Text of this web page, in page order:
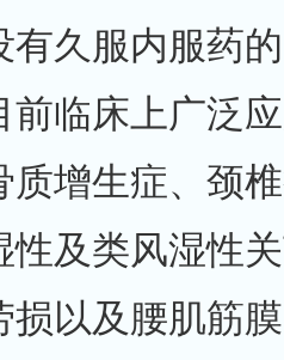
有久服内服药
前临床上广泛
质增生症、颈
性及类风湿性
损以及腰肌筋